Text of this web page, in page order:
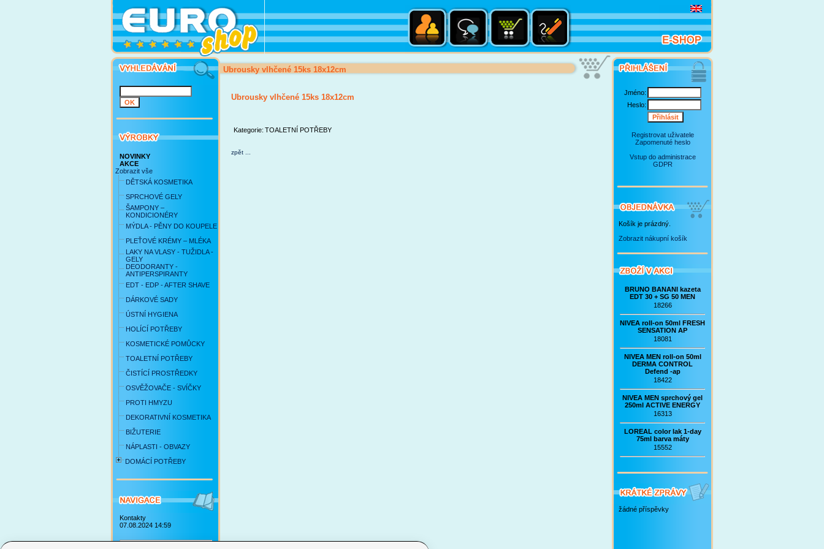
NOVINKY
AKCE
Zobrazit vše
DĚTSKÁ KOSMETIKA
SPRCHOVÉ GELY
ŠAMPONY –
KONDICIONÉRY
MÝDLA - PĚNY DO KOUPELE
PLEŤOVÉ KRÉMY – MLÉKA
LAKY NA VLASY - TUŽIDLA -
GELY
DEODORANTY -
ANTIPERSPIRANTY
EDT - EDP - AFTER SHAVE
DÁRKOVÉ SADY
ÚSTNÍ HYGIENA
HOLÍCÍ POTŘEBY
KOSMETICKÉ POMŮCKY
TOALETNÍ POTŘEBY
ČISTÍCÍ PROSTŘEDKY
OSVĚŽOVAČE - SVÍČKY
PROTI HMYZU
DEKORATIVNÍ KOSMETIKA
BIŽUTERIE
NÁPLASTI - OBVAZY
DOMÁCÍ POTŘEBY
Kontakty
07.08.2024 14:59
Ubrousky vlhčené 15ks 18x12cm
Ubrousky vlhčené 15ks 18x12cm
Kategorie: TOALETNÍ POTŘEBY
zpět ...
Jméno:
Heslo:
Registrovat uživatele
Zapomenuté heslo
Vstup do administrace
GDPR
Košík je prázdný.
Zobrazit nákupní košík
BRUNO BANANI kazeta
EDT 30 + SG 50 MEN
18266
NIVEA roll-on 50ml FRESH
SENSATION AP
18081
NIVEA MEN roll-on 50ml
DERMA CONTROL
Defend -ap
18422
NIVEA MEN sprchový gel
250ml ACTIVE ENERGY
16313
LOREAL color lak 1-day
75ml barva máty
15552
žádné příspěvky